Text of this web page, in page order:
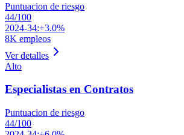
Puntuacion de riesgo
44/100
2024-34:+3.0%
8K empleos
Ver detalles
Alto
Especialistas en Contratos
Puntuacion de riesgo
44/100